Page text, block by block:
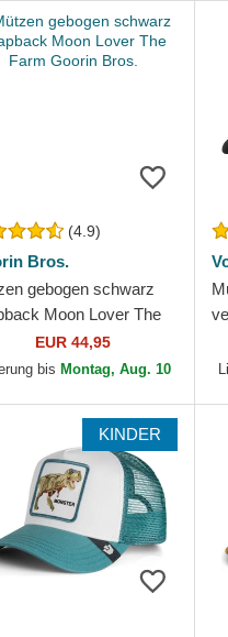
(4.9)
Bros.
gebogen schwarz
Moon Lover The
Goorin Bros.
EUR 44,95
bis Montag, Aug. 10
KINDER